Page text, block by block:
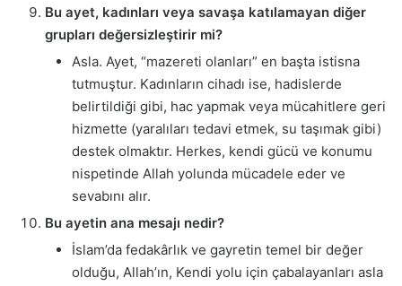
Bu ayet, kadınları veya savaşa katılamayan diğer
grupları değersizleştirir mi?
Asla. Ayet, “mazereti olanları” en başta istisna
tutmuştur. Kadınların cihadı ise, hadislerde
belirtildiği gibi, hac yapmak veya mücahitlere geri
hizmette (yaralıları tedavi etmek, su taşımak gibi)
destek olmaktır. Herkes, kendi gücü ve konumu
nispetinde Allah yolunda mücadele eder ve
sevabını alır.
Bu ayetin ana mesajı nedir?
İslam’da fedakârlık ve gayretin temel bir değer
olduğu, Allah’ın, Kendi yolu için çabalayanları asla